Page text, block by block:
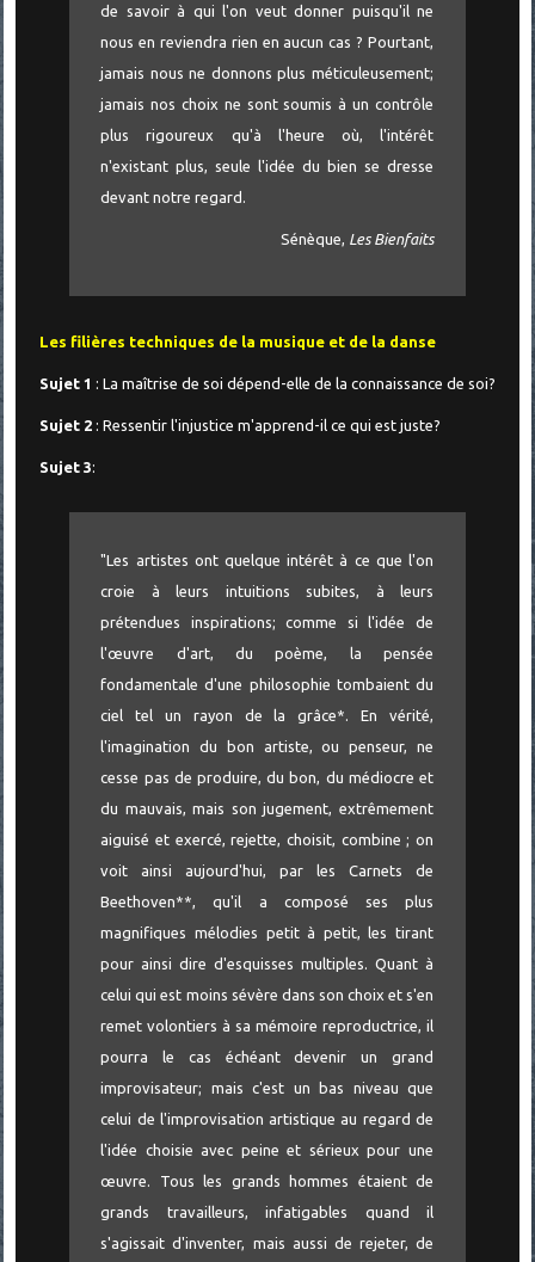
de savoir à qui l'on veut donner puisqu'il ne
nous en reviendra rien en aucun cas ? Pourtant,
jamais nous ne donnons plus méticuleusement;
jamais nos choix ne sont soumis à un contrôle
plus rigoureux qu'à l'heure où, l'intérêt
n'existant plus, seule l'idée du bien se dresse
devant notre regard.
Sénèque, Les Bienfaits
Les filières techniques de la musique et de la danse
Sujet 1 : La maîtrise de soi dépend-elle de la connaissance de soi?
Sujet 2: Ressentir l'injustice m'apprend-il ce qui est juste?
Sujet 3:
"Les artistes ont quelque intérêt à ce que l'on
croie à leurs intuitions subites, à leurs
prétendues inspirations; comme si l'idée de
l'œuvre d'art, du poème, la pensée
fondamentale d'une philosophie tombaient du
ciel tel un rayon de la grâce*. En vérité,
l'imagination du bon artiste, ou penseur, ne
cesse pas de produire, du bon, du médiocre et
du mauvais, mais son jugement, extrêmement
aiguisé et exercé, rejette, choisit, combine ; on
voit ainsi aujourd'hui, par les Carnets de
Beethoven**, qu'il a composé ses plus
magnifiques mélodies petit à petit, les tirant
pour ainsi dire d'esquisses multiples. Quant à
celui qui est moins sévère dans son choix et s'en
remet volontiers à sa mémoire reproductrice, il
pourra le cas échéant devenir un grand
improvisateur; mais c'est un bas niveau que
celui de l'improvisation artistique au regard de
l'idée choisie avec peine et sérieux pour une
œuvre. Tous les grands hommes étaient de
grands travailleurs, infatigables quand il
s'agissait d'inventer, mais aussi de rejeter, de